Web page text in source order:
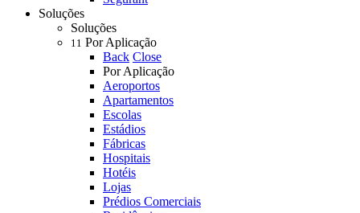
Soluções
Soluções
11 Por Aplicação
Back Close
Por Aplicação
Aeroportos
Apartamentos
Escolas
Estádios
Fábricas
Hospitais
Hotéis
Lojas
Prédios Comerciais